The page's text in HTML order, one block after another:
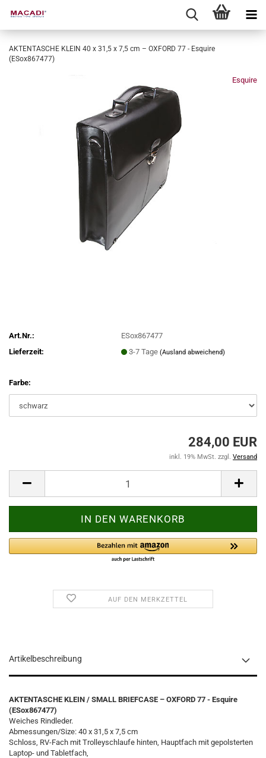
AKTENTASCHE KLEIN 40 x 31,5 x 7,5 cm – OXFORD 77 - Esquire
(ESox867477)
Esquire
Art.Nr.:
ESox867477
Lieferzeit:
3-7 Tage(Ausland abweichend)
Farbe:
284,00 EUR
inkl. 19% MwSt. zzgl. Versand
AUF DEN MERKZETTEL
Artikelbeschreibung
AKTENTASCHE KLEIN / SMALL BRIEFCASE – OXFORD 77 - Esquire
(ESox867477)
Weiches Rindleder.
Abmessungen/Size: 40 x 31,5 x 7,5 cm
Schloss, RV-Fach mit Trolleyschlaufe hinten, Hauptfach mit gepolsterten
Laptop- und Tabletfach,